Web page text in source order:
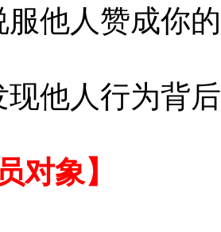
人赞成你的
人行为背后
象】